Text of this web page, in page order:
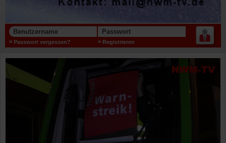
Benutzername Passwort
Passwort vergessen? Registrieren